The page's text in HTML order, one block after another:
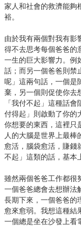
家人和社會的救濟能夠
裕。
由於我有兩個對我有影
得不去思考每個爸爸的
一生的巨大影響力。例
話；而另一個爸爸則禁
呢」這兩句話，一個是
棄，另一個則促使你去
「我付不起」這種話
付得起」則啟動了你的
你想要的東西，這裡只
人的大腦是世界上最棒
愈活，腦袋愈活，賺錢
不起」這類的話，基本
雖然兩個爸爸工作都很
一個爸爸總會去想辦法
長期下來，一個爸爸的
愈來愈弱。我想這種結
一個總是坐在沙發上看